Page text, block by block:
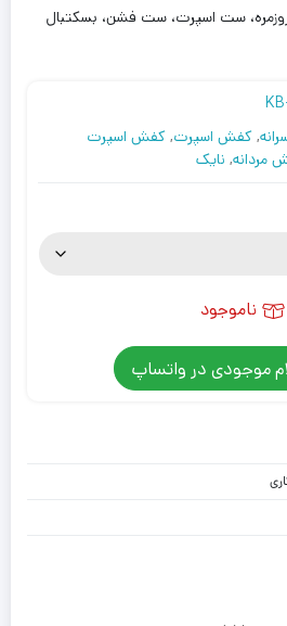
ست اسپرت، ست فشن، بسکتبال
, کفش اسپرت, کفش اسپرت
مردانه, نایک
ناموجود
موجودی در واتساپ